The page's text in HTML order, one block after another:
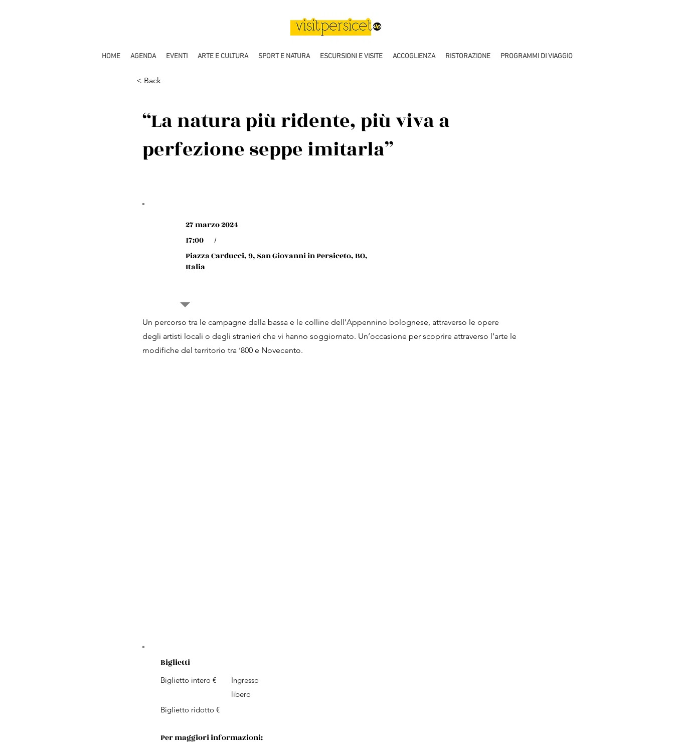
HOME AGENDA EVENTI ARTE E CULTURA SPORT E NATURA ESCURSIONI E VISITE ACCOGLIENZA RISTORAZIONE PROGRAMMI DI VIAGGIO
< Back
“La natura più ridente, più viva a
perfezione seppe imitarla”
27 marzo 2024
17:00
/
Piazza Carducci, 9, San Giovanni in Persiceto, BO,
Italia
Un percorso tra le campagne della bassa e le colline dell’Appennino bolognese, attraverso le opere
degli artisti locali o degli stranieri che vi hanno soggiornato. Un’occasione per scoprire attraverso l’arte le
modifiche del territorio tra ‘800 e Novecento.
Biglietti
Biglietto intero €
Ingresso
libero
Biglietto ridotto €
Per maggiori informazioni: